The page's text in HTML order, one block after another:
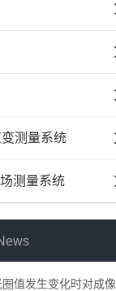
测量系统
测量系统
生变化时对成像有什么影响？